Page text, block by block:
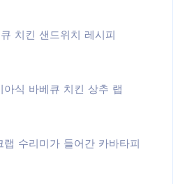
치킨 샌드위치 레시피
아식 바베큐 치킨 상추 랩
랩 수리미가 들어간 카바타피